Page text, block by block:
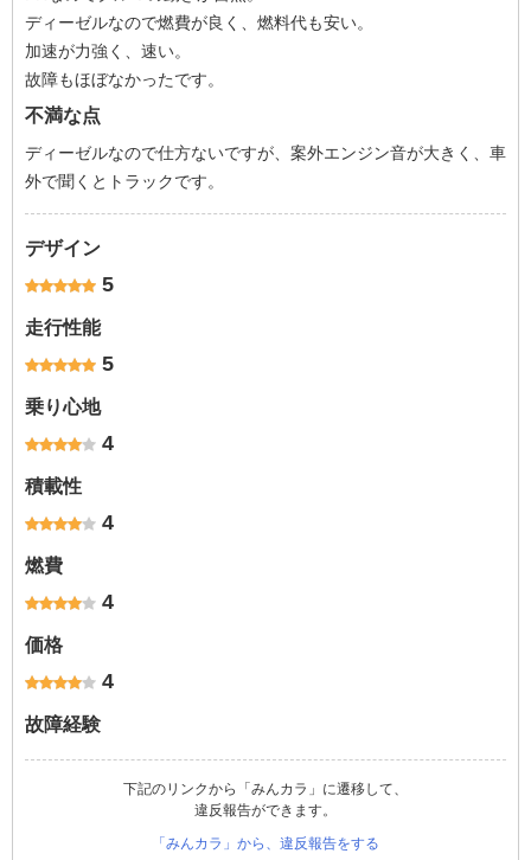
ディーゼルなので燃費が良く、燃料代も安い。
加速が力強く、速い。
故障もほぼなかったです。
不満な点
ディーゼルなので仕方ないですが、案外エンジン音が大きく、車
外で聞くとトラックです。
デザイン
5
走行性能
5
乗り心地
4
積載性
4
燃費
4
価格
4
故障経験
下記のリンクから「みんカラ」に遷移して、
違反報告ができます。
「みんカラ」から、違反報告をする